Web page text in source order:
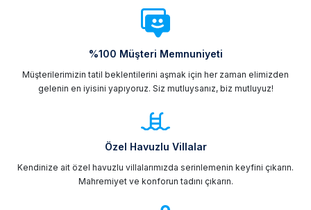
%100 Müşteri Memnuniyeti
Müşterilerimizin tatil beklentilerini aşmak için her zaman elimizden
gelenin en iyisini yapıyoruz. Siz mutluysanız, biz mutluyuz!
Özel Havuzlu Villalar
Kendinize ait özel havuzlu villalarımızda serinlemenin keyfini çıkarın.
Mahremiyet ve konforun tadını çıkarın.